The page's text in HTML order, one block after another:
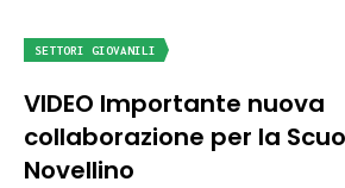
SETTORI GIOVANILI
VIDEO Importante nuova
collaborazione per la
Novellino